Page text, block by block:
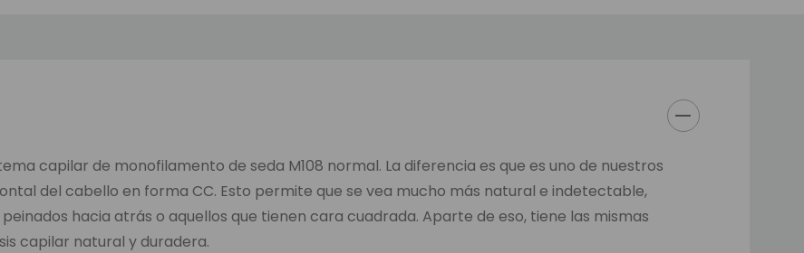
capilar de monofilamento de seda M108 normal. La diferencia es que es uno de nuestros
del cabello en forma CC. Esto permite que se vea mucho más natural e indetectable,
hacia atrás o aquellos que tienen cara cuadrada. Aparte de eso, tiene las mismas
capilar natural y duradera.